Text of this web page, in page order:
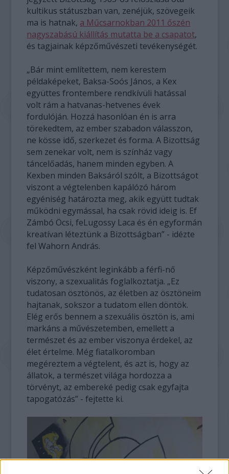
kultikus státuszban van, zenéjük, szövegeik
ma is hatnak, a Műcsarnokban 2011 őszén
nagyszabású kiállítás mutatta be a csapatot,
és tagjainak képzőművészeti tevékenységét.
„Bár mint említettem, nem kerestem
példaképeket, Baksa-Soós János, a Kex
együttes frontembere rendkívüli hatással
volt rám a hatvanas-hetvenes évek
fordulóján. Hozzá hasonlóan én is arra
törekedtem, az ember szabadon válasszon,
ne kösse idő, szerkezet és forma. A Bizottság
sem zenekar volt, nem is színház vagy
táncelőadás, hanem minden egyben. A
Kexben minden Baksáról szólt, a Bizottságot
viszont a végtelenben kapálózó három
egyéniség határozta meg, akik együtt tudtak
működni egymással, ha csak rövid ideig is. Ef
Zámbó Öcsi, feLugossy Laca és én egyformán
kreatívan léteztünk a Bizottságban” - idézte
fel Wahorn András.
Képzőművészként leginkább a férfi-nő
viszony, a szexualitás foglalkoztatja. „Ez
tudatosan ösztönös, az életben az ösztöneim
hajtanak, sokszor a tudatom ellen döntök.
Elég erős bennem a szexuális ösztön is, ami
markáns a művészetemben, emellett a
természet és az ember viszonya érdekel, az
élet értelme. Még fiatalkoromban
megéreztem a végtelent, és azt is, hogy az
állatok, a természet világa hordozza a
törvényt, az embereké pedig csak egyfajta
tapogatózás” - fejtette ki.